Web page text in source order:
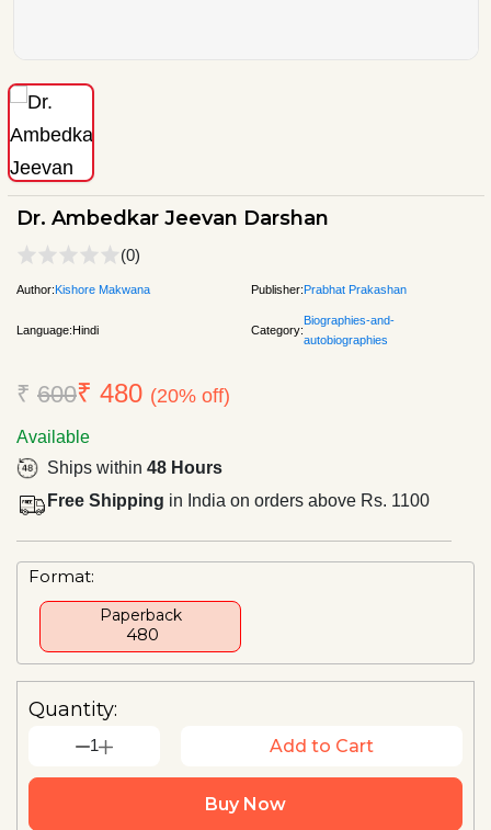
Dr. Ambedkar Jeevan Darshan
(0)
Author:Kishore Makwana Publisher:Prabhat Prakashan
Language:Hindi Category:
Biographies-and-
autobiographies
₹ 600₹ 480 (20% off)
Available
Ships within 48 Hours
Free Shipping in India on orders above Rs. 1100
Format:
Paperback
₹ 480
Quantity:
1 Add to Cart
Buy Now